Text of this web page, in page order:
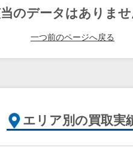
のデータはありませ
一つ前のページへ戻る
エリア別の買取実